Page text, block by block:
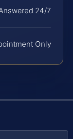
24/7
Only